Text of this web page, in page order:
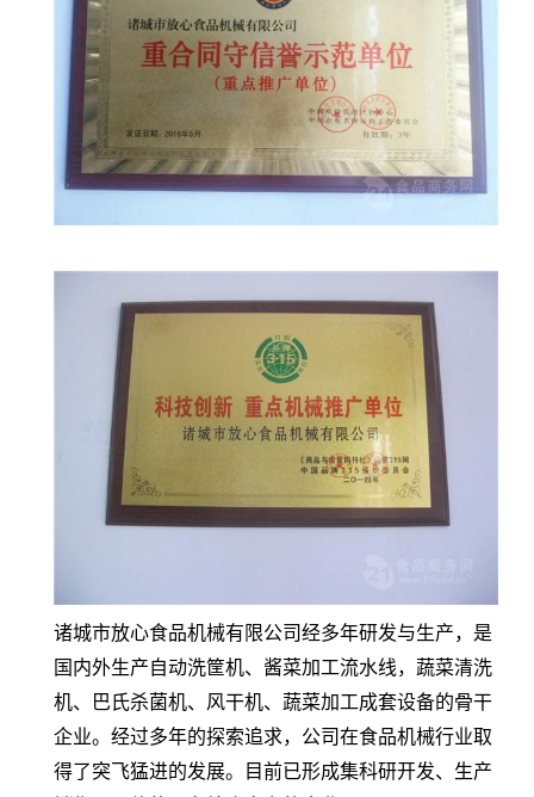
诸城市放心食品机械有限公司经多年研发与生产，是
国内外生产自动洗筐机、酱菜加工流水线，蔬菜清洗
机、巴氏杀菌机、风干机、蔬菜加工成套设备的骨干
企业。经过多年的探索追求，公司在食品机械行业取
得了突飞猛进的发展。目前已形成集科研开发、生产